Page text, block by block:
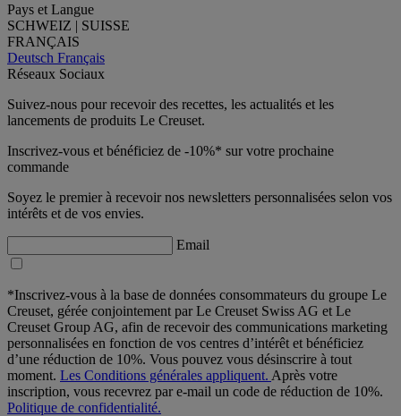
Pays et Langue
SCHWEIZ | SUISSE
FRANÇAIS
Deutsch Français
Réseaux Sociaux
Suivez-nous pour recevoir des recettes, les actualités et les
lancements de produits Le Creuset.
Inscrivez-vous et bénéficiez de -10%* sur votre prochaine
commande
Soyez le premier à recevoir nos newsletters personnalisées selon vos
intérêts et de vos envies.
Email
*Inscrivez-vous à la base de données consommateurs du groupe Le
Creuset, gérée conjointement par Le Creuset Swiss AG et Le
Creuset Group AG, afin de recevoir des communications marketing
personnalisées en fonction de vos centres d’intérêt et bénéficiez
d’une réduction de 10%. Vous pouvez vous désinscrire à tout
moment. Les Conditions générales appliquent. Après votre
inscription, vous recevrez par e-mail un code de réduction de 10%.
Politique de confidentialité.